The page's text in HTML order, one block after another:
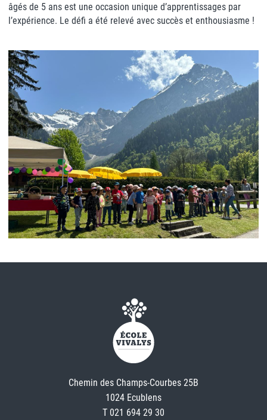
âgés de 5 ans est une occasion unique d’apprentissages par
l’expérience. Le défi a été relevé avec succès et enthousiasme !
Chemin des Champs-Courbes 25B
1024 Ecublens
T 021 694 29 30